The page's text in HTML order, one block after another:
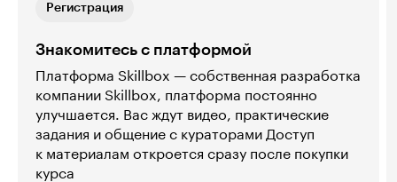
Регистрация
Знакомитесь с платформой
Платформа Skillbox — собственная разработка
компании Skillbox, платформа постоянно
улучшается. Вас ждут видео, практические
задания и общение с кураторами Доступ
к материалам откроется сразу после покупки
курса